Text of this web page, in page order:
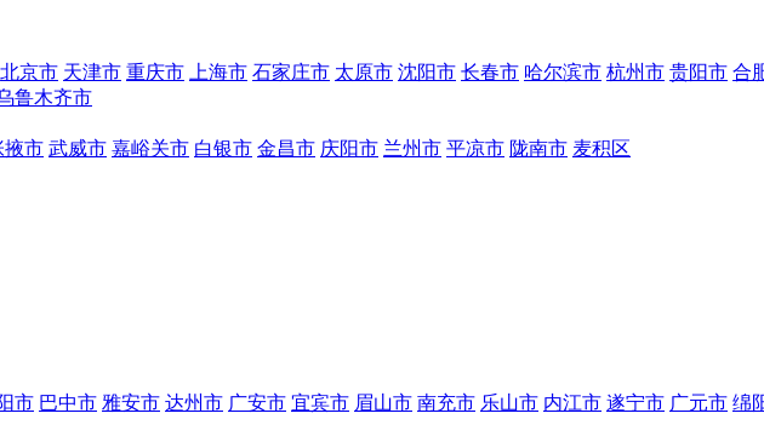
北京市 天津市 重庆市 上海市 石家庄市 太原市 沈阳市 长春市 哈尔滨市 杭州市 贵阳市 合
鲁木齐市
掖市 武威市 嘉峪关市 白银市 金昌市 庆阳市 兰州市 平凉市 陇南市 麦积区
市 巴中市 雅安市 达州市 广安市 宜宾市 眉山市 南充市 乐山市 内江市 遂宁市 广元市 绵